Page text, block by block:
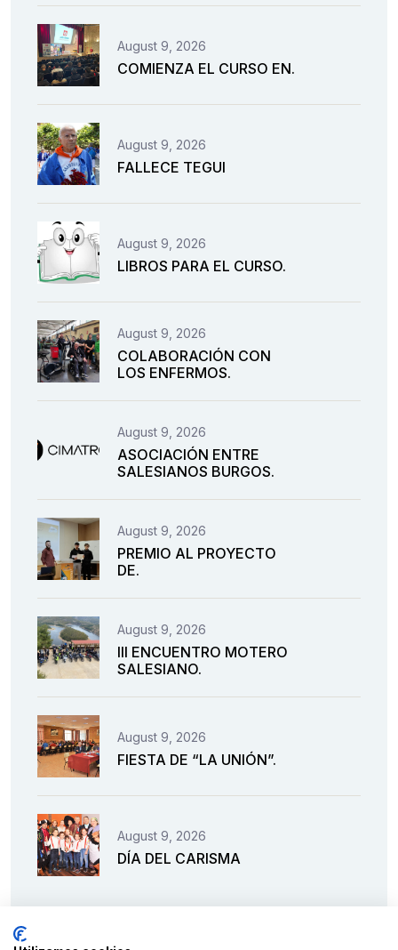
August 9, 2026
COMIENZA EL CURSO EN.
August 9, 2026
FALLECE TEGUI
August 9, 2026
LIBROS PARA EL CURSO.
August 9, 2026
COLABORACIÓN CON
LOS ENFERMOS.
August 9, 2026
ASOCIACIÓN ENTRE
SALESIANOS BURGOS.
August 9, 2026
PREMIO AL PROYECTO
DE.
August 9, 2026
III ENCUENTRO MOTERO
SALESIANO.
August 9, 2026
FIESTA DE “LA UNIÓN”.
August 9, 2026
DÍA DEL CARISMA